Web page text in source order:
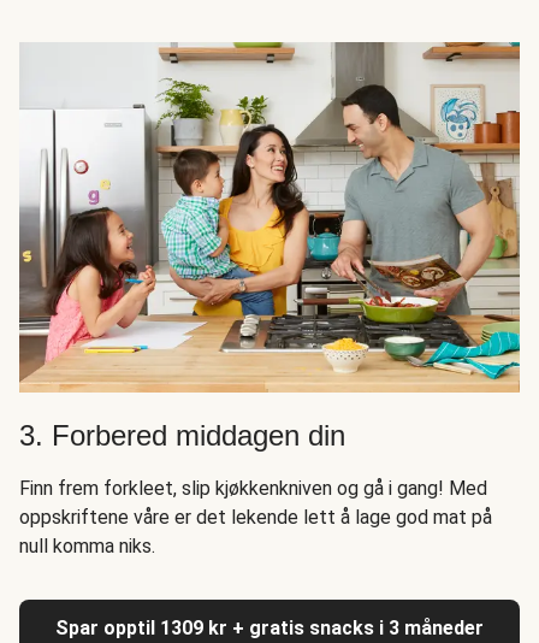
3. Forbered middagen din
Finn frem forkleet, slip kjøkkenkniven og gå i gang! Med
oppskriftene våre er det lekende lett å lage god mat på
null komma niks.
Spar opptil 1309 kr + gratis snacks i 3 måneder